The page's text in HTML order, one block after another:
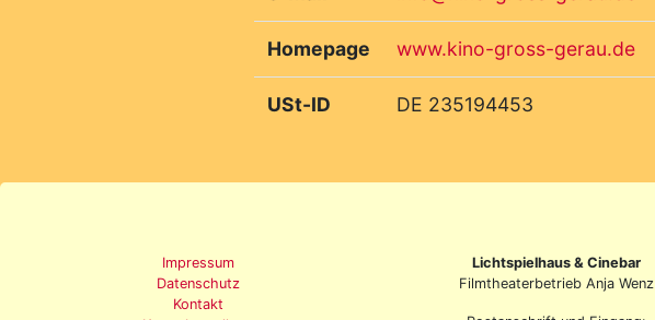
Homepage www.kino-gross-gerau.de
USt-ID DE 235194453
Impressum
Datenschutz
Kontakt
Lichtspielhaus & Cinebar
Filmtheaterbetrieb Anja Wenz